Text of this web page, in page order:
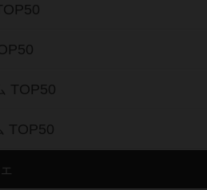
TOP50
TOP50